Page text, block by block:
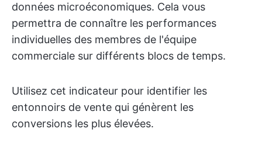
données microéconomiques. Cela vous
permettra de connaître les performances
individuelles des membres de l'équipe
commerciale sur différents blocs de temps.
Utilisez cet indicateur pour identifier les
entonnoirs de vente qui génèrent les
conversions les plus élevées.